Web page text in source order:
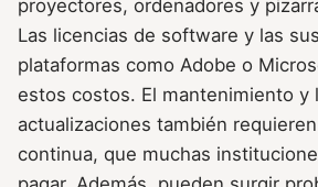
proyectores, ordenadores y
Las licencias de software y las
plataformas como Adobe o
estos costos. El mantenimiento y
actualizaciones también
continua, que muchas